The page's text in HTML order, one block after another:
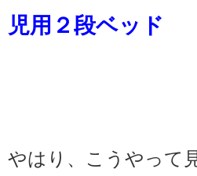
児用２段ベッド
やはり、こうやって